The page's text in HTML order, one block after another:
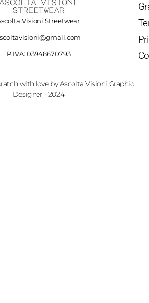
Visioni Streetwear
P.IVA: 03948670793
with love by Ascolta Visioni Graphic
Designer - 2024